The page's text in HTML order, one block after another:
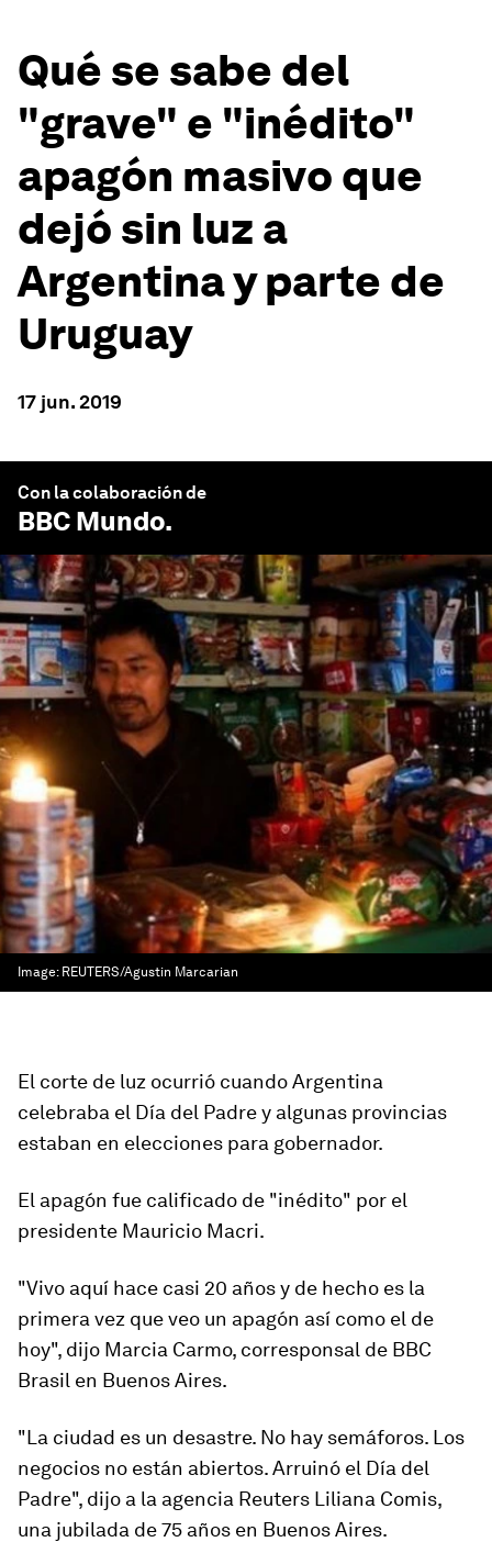
Qué se sabe del
"grave" e "inédito"
apagón masivo que
dejó sin luz a
Argentina y parte de
Uruguay
17 jun. 2019
Con la colaboración de
BBC Mundo.
Image: REUTERS/Agustin Marcarian
El corte de luz ocurrió cuando Argentina
celebraba el Día del Padrey algunas provincias
estaban en elecciones para gobernador.
El apagón fue calificado de "inédito" por el
presidente Mauricio Macri.
"Vivo aquí hace casi 20 años y de hecho es la
primera vez que veo un apagón así como el de
hoy", dijo Marcia Carmo, corresponsal de BBC
Brasil en Buenos Aires.
"La ciudad es un desastre. No hay semáforos. Los
negocios no están abiertos. Arruinó el Día del
Padre", dijo a la agencia Reuters Liliana Comis,
una jubilada de 75 años en Buenos Aires.